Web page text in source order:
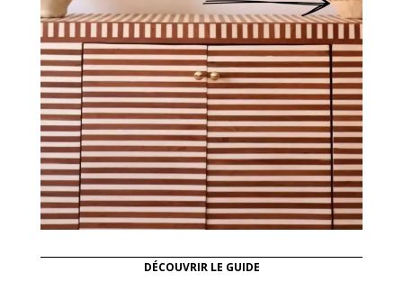
DÉCOUVRIR LE GUIDE